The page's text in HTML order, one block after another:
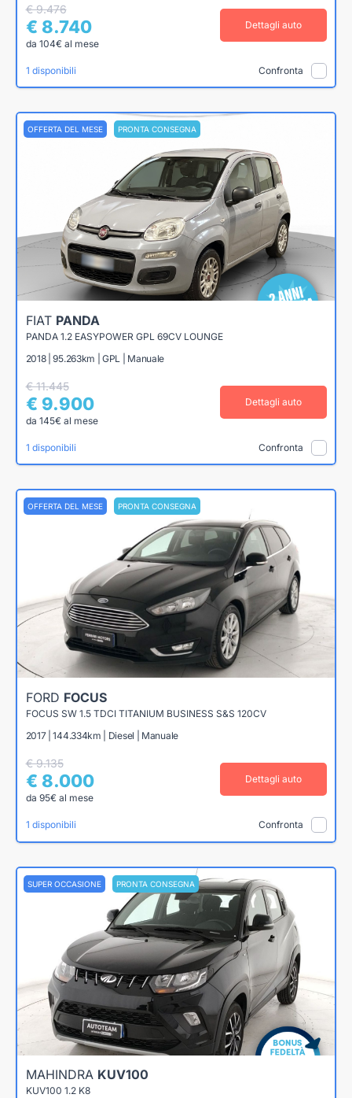
€ 9.476
€ 8.740
da 104€ al mese
Dettagli auto
1 disponibili Confronta
OFFERTA DEL MESE PRONTA CONSEGNA
FIAT PANDA
PANDA 1.2 EASYPOWER GPL 69CV LOUNGE
2018 | 95.263km | GPL | Manuale
€ 11.445
€ 9.900
da 145€ al mese
Dettagli auto
1 disponibili Confronta
OFFERTA DEL MESE PRONTA CONSEGNA
FORD FOCUS
FOCUS SW 1.5 TDCI TITANIUM BUSINESS S&S 120CV
2017 | 144.334km | Diesel | Manuale
€ 9.135
€ 8.000
da 95€ al mese
Dettagli auto
1 disponibili Confronta
SUPER OCCASIONE PRONTA CONSEGNA
MAHINDRA KUV100
KUV100 1.2 K8